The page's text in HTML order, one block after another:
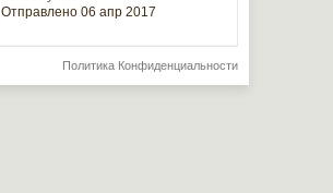
Отправлено 06 апр 2017
Политика Конфиденциальности